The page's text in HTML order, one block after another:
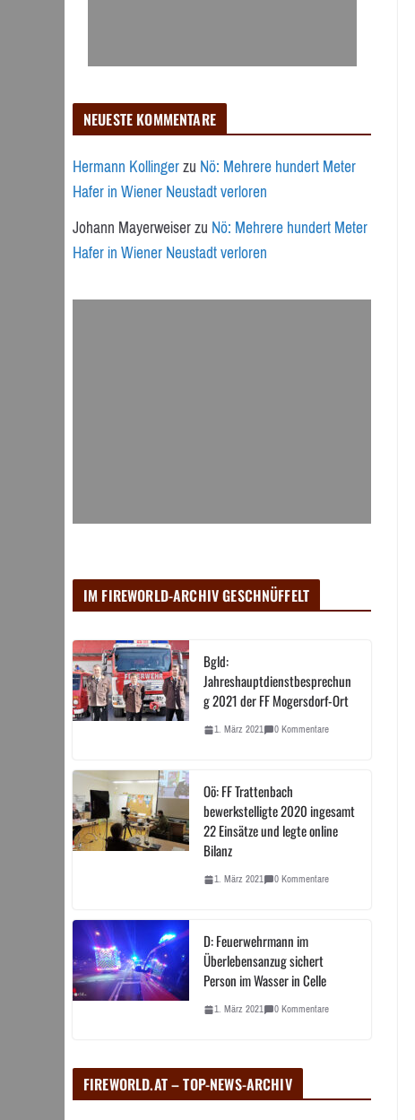
NEUESTE KOMMENTARE
Hermann KollingerzuNö: Mehrere hundert Meter
Hafer in Wiener Neustadt verloren
Johann MayerweiserzuNö: Mehrere hundert Meter
Hafer in Wiener Neustadt verloren
IM FIREWORLD-ARCHIV GESCHNÜFFELT
Bgld:
Jahreshauptdienstbesprechun
g 2021 der FF Mogersdorf-Ort
1. März 2021 0 Kommentare
Oö: FF Trattenbach
bewerkstelligte 2020 ingesamt
22 Einsätze und legte online
Bilanz
1. März 2021 0 Kommentare
D: Feuerwehrmann im
Überlebensanzug sichert
Person im Wasser in Celle
1. März 2021 0 Kommentare
FIREWORLD.AT – TOP-NEWS-ARCHIV